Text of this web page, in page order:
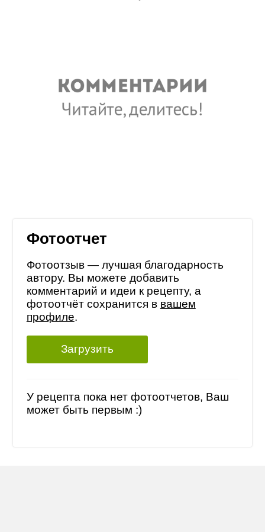
Фотоотчет
Фотоотзыв — лучшая благодарность
автору. Вы можете добавить
комментарий и идеи к рецепту, а
фотоотчёт сохранится в вашем
профиле.
Загрузить
У рецепта пока нет фотоотчетов, Ваш
может быть первым :)